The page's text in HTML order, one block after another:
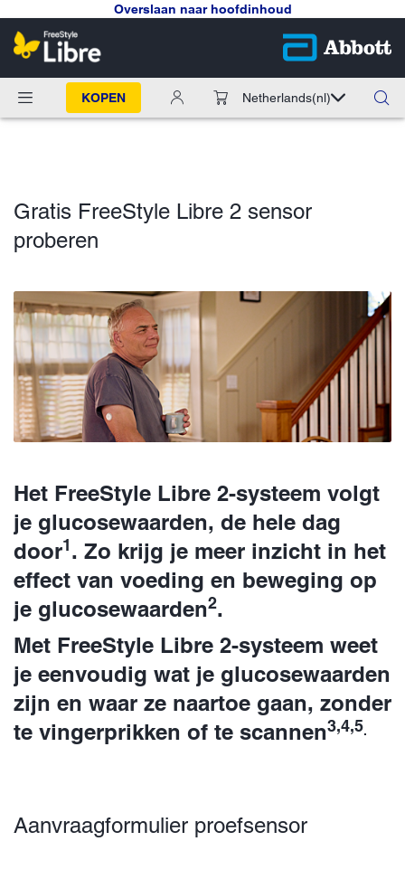
Overslaan naar hoofdinhoud
KOPEN Netherlands(nl)
Gratis FreeStyle Libre 2 sensor
proberen
Het FreeStyle Libre 2-systeem volgt
je glucosewaarden, de hele dag
door1. Zo krijg je meer inzicht in het
effect van voeding en beweging op
je glucosewaarden2.
Met FreeStyle Libre 2-systeem weet
je eenvoudig wat je glucosewaarden
zijn en waar ze naartoe gaan, zonder
te vingerprikken of te scannen3,4,5.
Aanvraagformulier proefsensor